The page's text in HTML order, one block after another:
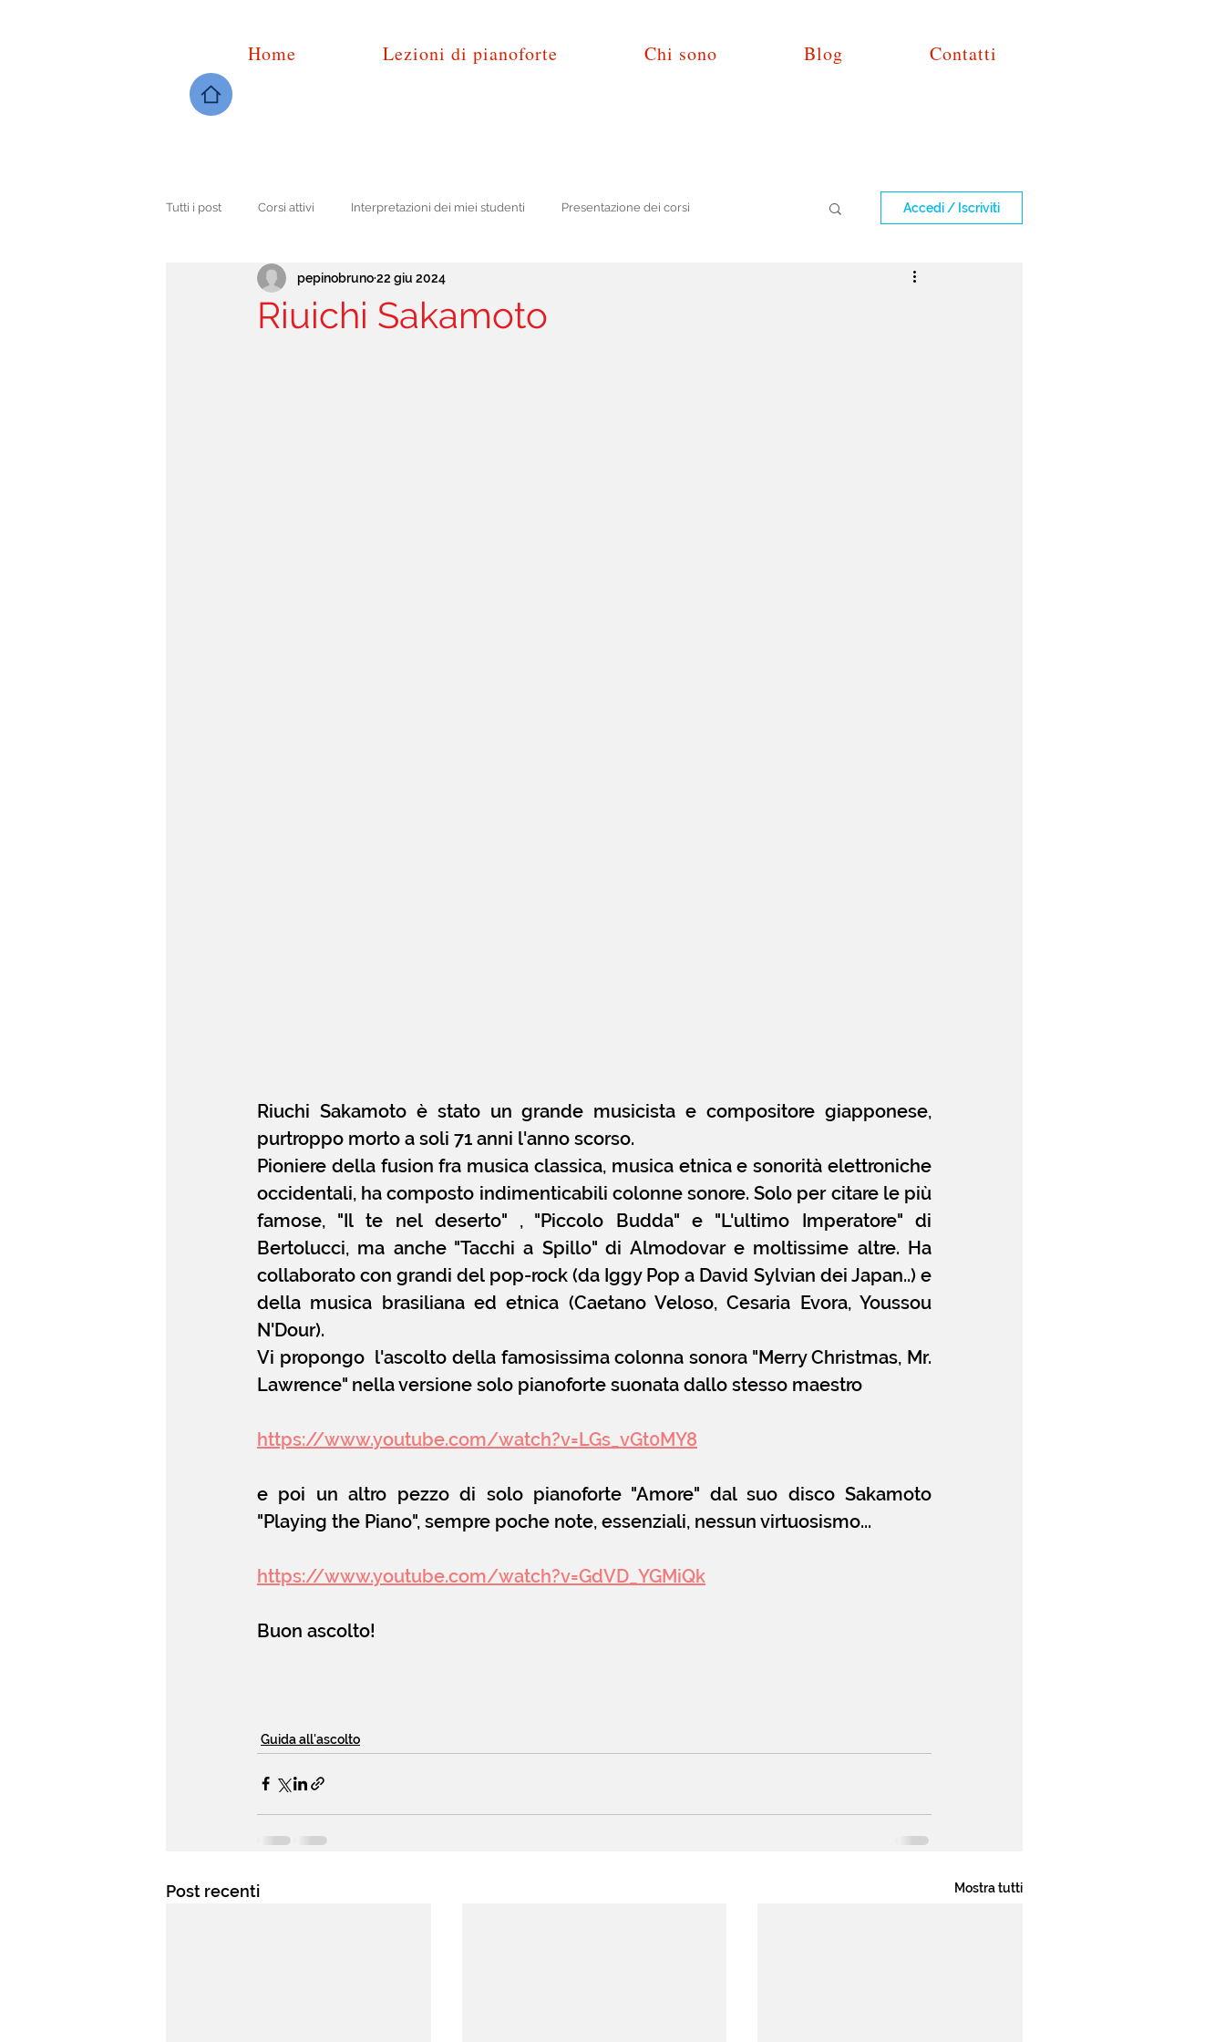
Tutti i post Corsi attivi Interpretazioni dei miei studenti Presentazione dei corsi
Guida all'ascolto
Accedi / Iscriviti
Riuichi Sakamoto
pepinobruno22 giu 2024
Riuchi Sakamoto è stato un grande musicista e compositore giapponese,
purtroppo morto a soli 71 anni l'anno scorso.
Pioniere della fusion fra musica classica, musica etnica e sonorità elettroniche
occidentali, ha composto indimenticabili colonne sonore. Solo per citare le più
famose, "Il te nel deserto" , "Piccolo Budda" e "L'ultimo Imperatore" di
Bertolucci, ma anche "Tacchi a Spillo" di Almodovar e moltissime altre. Ha
collaborato con grandi del pop-rock (da Iggy Pop a David Sylvian dei Japan..) e
della musica brasiliana ed etnica (Caetano Veloso, Cesaria Evora, Youssou
N'Dour).
Vi propongo  l'ascolto della famosissima colonna sonora "Merry Christmas, Mr.
Lawrence" nella versione solo pianoforte suonata dallo stesso maestro
https://www.youtube.com/watch?v=LGs_vGt0MY8
e poi un altro pezzo di solo pianoforte "Amore" dal suo disco Sakamoto
"Playing the Piano", sempre poche note, essenziali, nessun virtuosismo...
https://www.youtube.com/watch?v=GdVD_YGMiQk
Buon ascolto!
Guida all'ascolto
Post recenti Mostra tutti
Home Lezioni di pianoforte Chi sono Blog Contatti